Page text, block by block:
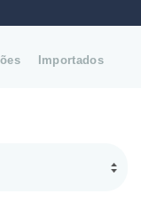
Importados